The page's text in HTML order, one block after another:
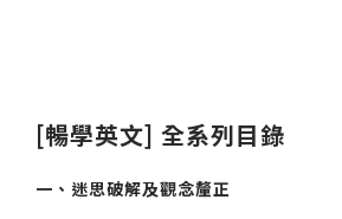
[暢學英文] 全系列目錄
一、迷思破解及觀念釐正